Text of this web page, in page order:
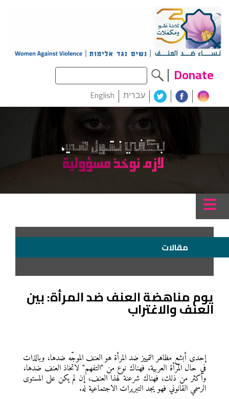
Donate
עברית English
مقالات
يوم مناهضة العنف ضد المرأة: بين
العنف والاغتراب
إحدى أبشع مظاهر التمييز ضد المرأة هو العنف الموجّه ضدها، وبالذات
في حال المرأة العربية. فهناك نوع من "التفهم" لاتخاذ العنف ضدها،
وأكثر من ذلك، فهناك شرعنة لهذا العنف، إن لم يكن على المستوى
الرسمي القانوني فهو يجد التبريرات الاجتماعية له.